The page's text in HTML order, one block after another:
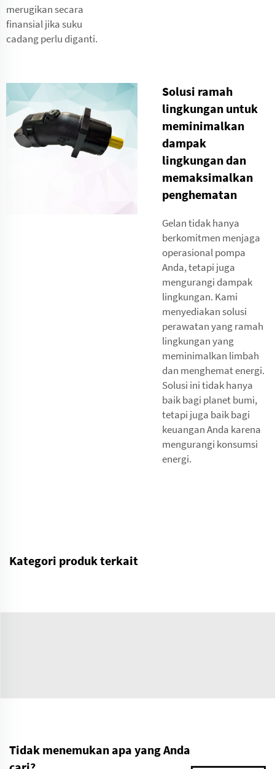
merugikan secara
finansial jika suku
cadang perlu diganti.
Solusi ramah
lingkungan untuk
meminimalkan
dampak
lingkungan dan
memaksimalkan
penghematan
Gelan tidak hanya
berkomitmen menjaga
operasional pompa
Anda, tetapi juga
mengurangi dampak
lingkungan. Kami
menyediakan solusi
perawatan yang ramah
lingkungan yang
meminimalkan limbah
dan menghemat energi.
Solusi ini tidak hanya
baik bagi planet bumi,
tetapi juga baik bagi
keuangan Anda karena
mengurangi konsumsi
energi.
Kategori produk terkait
Tidak menemukan apa yang Anda